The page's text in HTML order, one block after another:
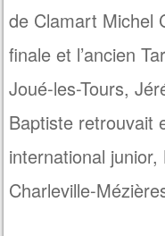
de Clamart Michel
finale et l’ancien
Joué-les-Tours,
Baptiste retrouvait
international
Charleville-